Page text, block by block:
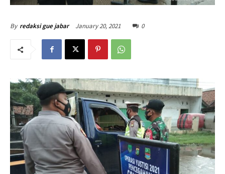
By redaksi gue jabar January 20, 2021 0